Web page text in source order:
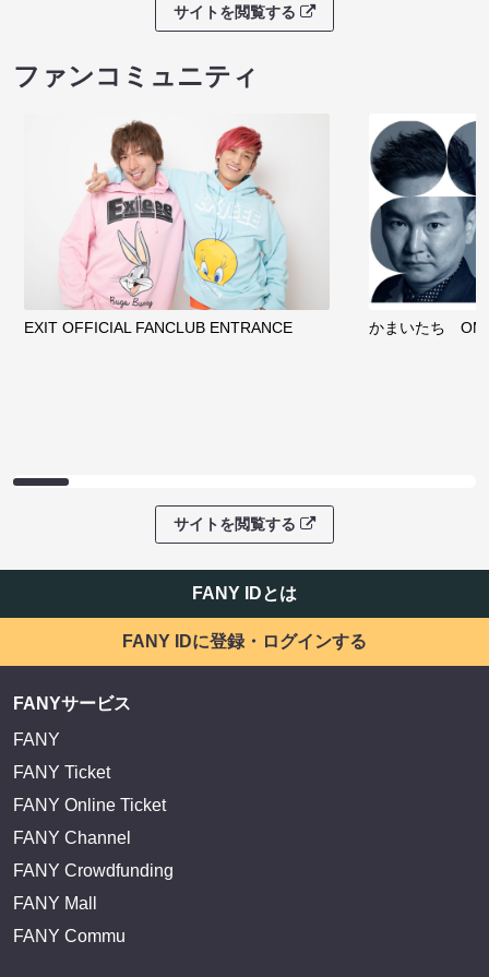
サイトを閲覧する
ファンコミュニティ
EXIT OFFICIAL FANCLUB ENTRANCE かまいたち
サイトを閲覧する
FANY IDとは
FANY IDに登録・ログインする
FANYサービス
FANY
FANY Ticket
FANY Online Ticket
FANY Channel
FANY Crowdfunding
FANY Mall
FANY Commu